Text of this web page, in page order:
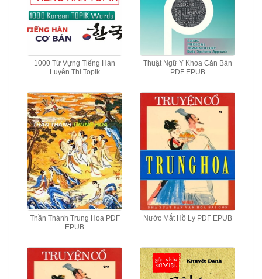
1000 Từ Vựng Tiếng Hàn
Luyện Thi Topik
Thuật Ngữ Y Khoa Căn Bản
PDF EPUB
Thần Thánh Trung Hoa PDF
EPUB
Nước Mắt Hồ Ly PDF EPUB